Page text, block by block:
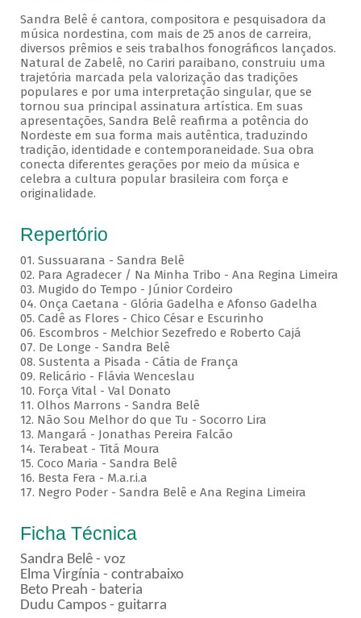
Sandra Belê é cantora, compositora e pesquisadora da
música nordestina, com mais de 25 anos de carreira,
diversos prêmios e seis trabalhos fonográficos lançados.
Natural de Zabelê, no Cariri paraibano, construiu uma
trajetória marcada pela valorização das tradições
populares e por uma interpretação singular, que se
tornou sua principal assinatura artística. Em suas
apresentações, Sandra Belê reafirma a potência do
Nordeste em sua forma mais autêntica, traduzindo
tradição, identidade e contemporaneidade. Sua obra
conecta diferentes gerações por meio da música e
celebra a cultura popular brasileira com força e
originalidade.
Repertório
01. Sussuarana - Sandra Belê
02. Para Agradecer / Na Minha Tribo - Ana Regina Limeira
03. Mugido do Tempo - Júnior Cordeiro
04. Onça Caetana - Glória Gadelha e Afonso Gadelha
05. Cadê as Flores - Chico César e Escurinho
06. Escombros - Melchior Sezefredo e Roberto Cajá
07. De Longe - Sandra Belê
08. Sustenta a Pisada - Cátia de França
09. Relicário - Flávia Wenceslau
10. Força Vital - Val Donato
11. Olhos Marrons - Sandra Belê
12. Não Sou Melhor do que Tu - Socorro Lira
13. Mangará - Jonathas Pereira Falcão
14. Terabeat - Titá Moura
15. Coco Maria - Sandra Belê
16. Besta Fera - M.a.r.i.a
17. Negro Poder - Sandra Belê e Ana Regina Limeira
Ficha Técnica
Sandra Belê - voz
Elma Virgínia - contrabaixo
Beto Preah - bateria
Dudu Campos - guitarra